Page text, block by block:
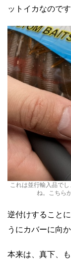
ットイカなのです
これは並行輸入品で
ね。こちら
逆付けすること
うにカバーに向
本来は、真下、